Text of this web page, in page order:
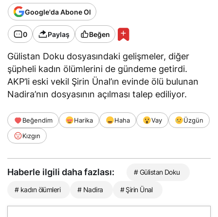
Google'da Abone Ol
0 Paylaş Beğen
Gülistan Doku dosyasındaki gelişmeler, diğer
şüpheli kadın ölümlerini de gündeme getirdi.
AKP’li eski vekil Şirin Ünal’ın evinde ölü bulunan
Nadira’nın dosyasının açılması talep ediliyor.
Beğendim Harika Haha Vay
Üzgün
Kızgın
Haberle ilgili daha fazlası: # Gülistan Doku
# kadın ölümleri # Nadira # Şirin Ünal